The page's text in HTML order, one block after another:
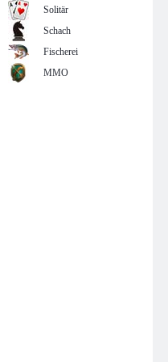
Solitär
Schach
Fischerei
MMO